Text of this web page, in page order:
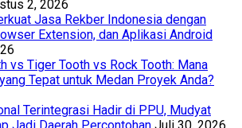
2, 2026
Jasa Rekber Indonesia dengan
Extension, dan Aplikasi Android
vs Tiger Tooth vs Rock Tooth: Mana
Tepat untuk Medan Proyek Anda?
Terintegrasi Hadir di PPU, Mudyat